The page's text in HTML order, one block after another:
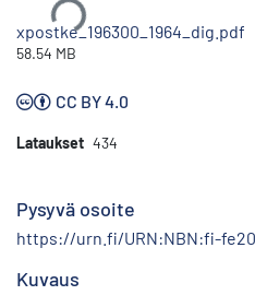
xpostke_196300_1964_dig.pdf
58.54 MB
CC BY 4.0
Lataukset 434
Pysyvä osoite
https://urn.fi/URN:NBN:fi-
Kuvaus